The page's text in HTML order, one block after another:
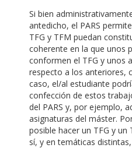
Si bien
antedicho, el PARS
TFG y TFM puedan
coherente en la que unos
conformen el TFG y unos
respecto a los anteriores,
caso, el/al estudiante
confección de estos
del PARS y, por ejemplo,
asignaturas del máster.
posible hacer un TFG y
sí, y en temáticas